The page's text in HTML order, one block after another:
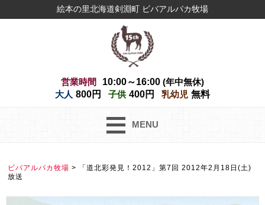
絵本の里北海道剣淵町 ビバアルパカ牧場
営業時間 10:00～16:00 (年中無休)
大人 800円 子供 400円 乳幼児 無料
MENU
ビバアルパカ牧場 >
「道北彩発見！2012」第7回 2012年2月18日(土)
放送